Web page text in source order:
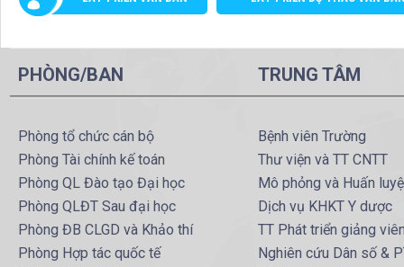
PHÒNG/BAN
Phòng tổ chức cán bộ
Phòng Tài chính kế toán
Phòng QL Đào tạo Đại học
Phòng QLĐT Sau đại học
Phòng ĐB CLGD và Khảo thí
Phòng Hợp tác quốc tế
TRUNG TÂM
Bệnh viên Trường
Thư viện và TT CNTT
Mô phỏng và Huấn
Dịch vụ KHKT Y dược
TT Phát triển giảng
Nghiên cứu Dân số &